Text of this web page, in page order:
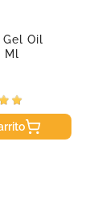
Gel Oil
Ml